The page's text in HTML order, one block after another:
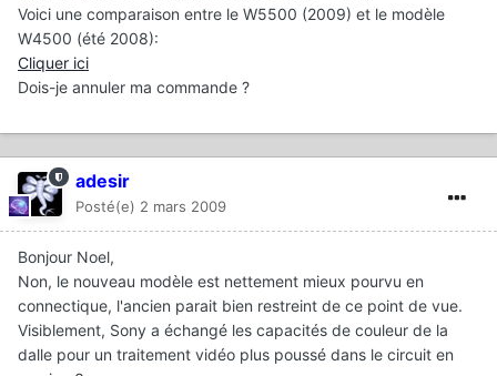
Voici une comparaison entre le W5500 (2009) et le modèle
W4500 (été 2008):
Cliquer ici
Dois-je annuler ma commande ?
adesir
Posté(e) 2 mars 2009
Bonjour Noel,
Non, le nouveau modèle est nettement mieux pourvu en
connectique, l'ancien parait bien restreint de ce point de vue.
Visiblement, Sony a échangé les capacités de couleur de la
dalle pour un traitement vidéo plus poussé dans le circuit en